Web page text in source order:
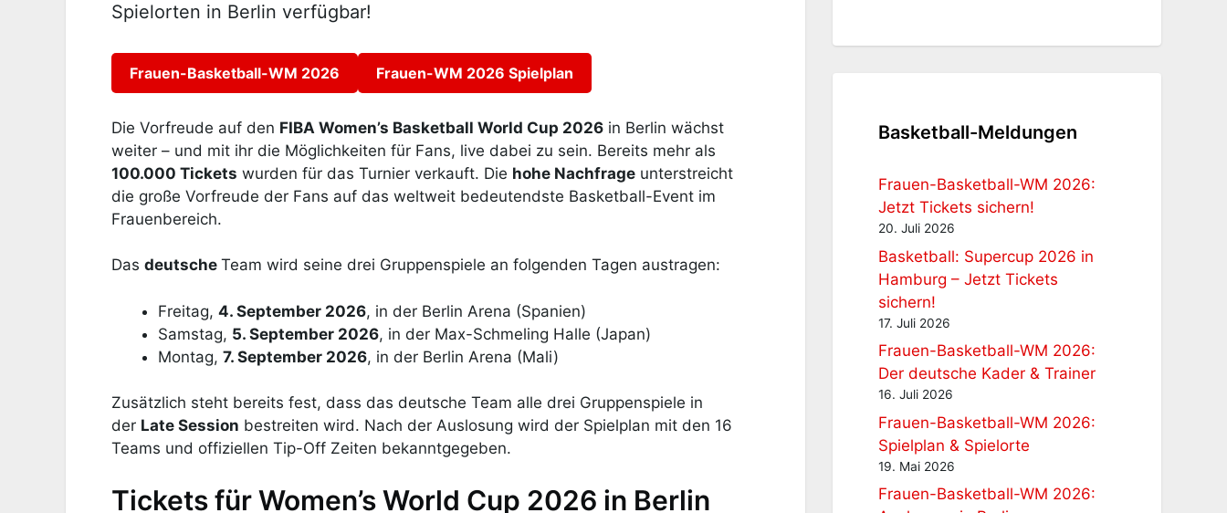
Spielorten in Berlin verfügbar!
Frauen-Basketball-WM 2026 Frauen-WM 2026 Spielplan
Die Vorfreude auf den FIBA Women’s Basketball World Cup 2026 in Berlin wächst
weiter – und mit ihr die Möglichkeiten für Fans, live dabei zu sein. Bereits mehr als
100.000 Tickets wurden für das Turnier verkauft. Die hohe Nachfrage unterstreicht
die große Vorfreude der Fans auf das weltweit bedeutendste Basketball-Event im
Frauenbereich.
Das deutsche Team wird seine drei Gruppenspiele an folgenden Tagen austragen:
Freitag, 4. September 2026, in der Berlin Arena (Spanien)
Samstag, 5. September 2026, in der Max-Schmeling Halle (Japan)
Montag, 7. September 2026, in der Berlin Arena (Mali)
Zusätzlich steht bereits fest, dass das deutsche Team alle drei Gruppenspiele in
der Late Session bestreiten wird. Nach der Auslosung wird der Spielplan mit den 16
Teams und offiziellen Tip-Off Zeiten bekanntgegeben.
Tickets für Women’s World Cup 2026 in Berlin
Basketball-Meldungen
Frauen-Basketball-WM 2026:
Jetzt Tickets sichern!
20. Juli 2026
Basketball: Supercup 2026 in
Hamburg – Jetzt Tickets
sichern!
17. Juli 2026
Frauen-Basketball-WM 2026:
Der deutsche Kader & Trainer
16. Juli 2026
Frauen-Basketball-WM 2026:
Spielplan & Spielorte
19. Mai 2026
Frauen-Basketball-WM 2026: